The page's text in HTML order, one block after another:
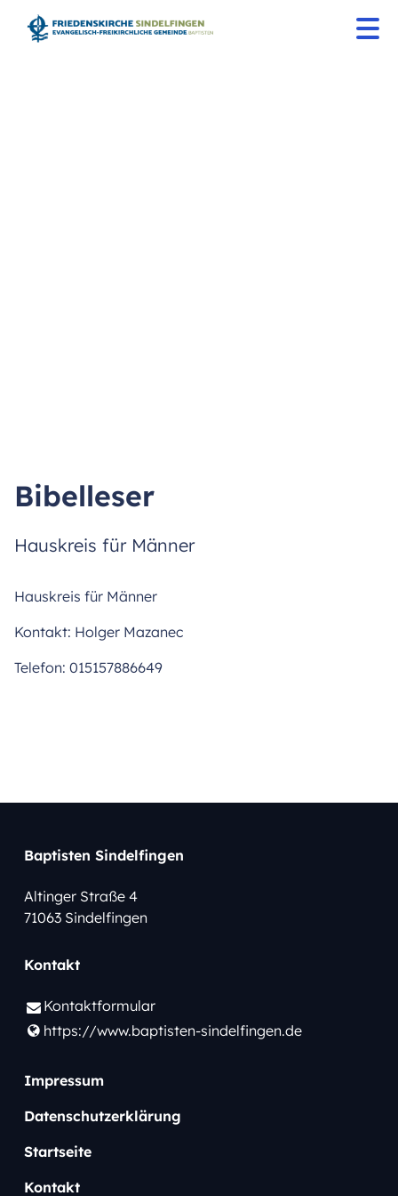
Bibelleser
Hauskreis für Männer
Hauskreis für Männer
Kontakt: Holger Mazanec
Telefon: 015157886649
Baptisten Sindelfingen
Altinger Straße 4
71063 Sindelfingen
Kontakt
Kontaktformular
https://www.​baptisten-sindelfingen.​de
Impressum
Datenschutzerklärung
Startseite
Kontakt